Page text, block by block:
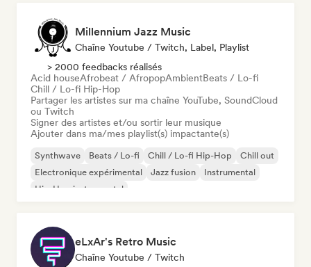
Millennium Jazz Music
Chaîne Youtube / Twitch, Label, Playlist
> 2000 feedbacks réalisés
Acid houseAfrobeat / AfropopAmbientBeats / Lo-fi
Chill / Lo-fi Hip-Hop
Partager les artistes sur ma chaîne YouTube, SoundCloud
ou Twitch
Signer des artistes et/ou sortir leur musique
Ajouter dans ma/mes playlist(s) impactante(s)
Synthwave Beats / Lo-fi Chill / Lo-fi Hip-Hop
Chill out
Electronique expérimental
Jazz fusion
Instrumental
Hip-Hop instrumental
eLxAr's Retro Music
Chaîne Youtube / Twitch